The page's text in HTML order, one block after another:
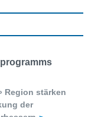
Region stärken
der